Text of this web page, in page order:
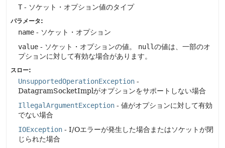
T- ソケット・オプション値のタイプ
パラメータ:
name - ソケット・オプション
value - ソケット・オプションの値。 nullの値は、一部のオ
プションに対して有効な場合があります。
スロー:
UnsupportedOperationException -
DatagramSocketImplがオプションをサポートしない場合
IllegalArgumentException - 値がオプションに対して有効
でない場合
IOException - I/Oエラーが発生した場合またはソケットが閉
じられた場合